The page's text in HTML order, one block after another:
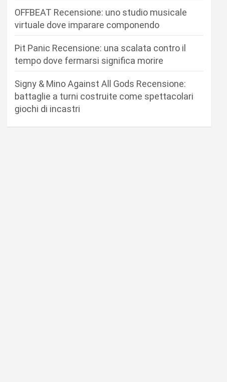
OFFBEAT Recensione: uno studio musicale
virtuale dove imparare componendo
Pit Panic Recensione: una scalata contro il
tempo dove fermarsi significa morire
Signy & Mino Against All Gods Recensione:
battaglie a turni costruite come spettacolari
giochi di incastri